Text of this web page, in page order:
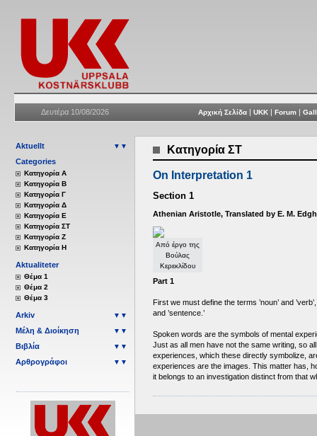
Δευτέρα 10/08/2026 Αρχική Σελίδα| UKK| Forum|
▼▼
Aktuellt
Categories
Κατηγορία Α
Κατηγορία Β
Κατηγορία Γ
Κατηγορία Δ
Κατηγορία Ε
Κατηγορία ΣΤ
Κατηγορία Ζ
Κατηγορία Η
Aktualiteter
Θέμα 1
Θέμα 2
Θέμα 3
▼▼
Arkiv
▼▼
Μέλη & Διοίκηση
▼▼
Βιβλία
▼▼
Αρθρογράφοι
Κατηγορία ΣΤ
On Interpretation 1
Section 1
Athenian Aristotle, Translated by E. M.
Από έργο της
Βούλας
Κερεκλίδου
Part 1
First we must define the terms ’noun’ and
and ’sentence.’
Spoken words are the symbols of mental
Just as all men have not the same writing, so
experiences, which these directly symbolize,
experiences are the images. This matter has,
it belongs to an investigation distinct from that